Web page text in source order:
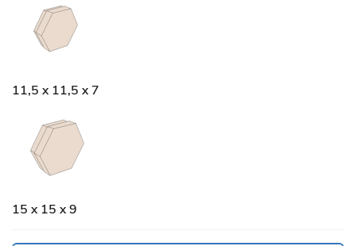
11,5 x 11,5 x 7
15 x 15 x 9